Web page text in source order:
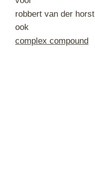
robbert van der horst
ook
complex compound